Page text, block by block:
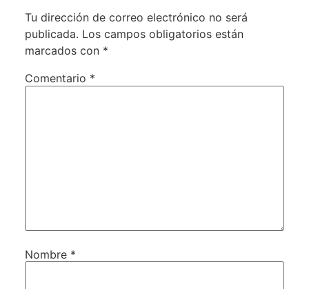
Tu dirección de correo electrónico no será
publicada. Los campos obligatorios están
marcados con *
Comentario *
Nombre *